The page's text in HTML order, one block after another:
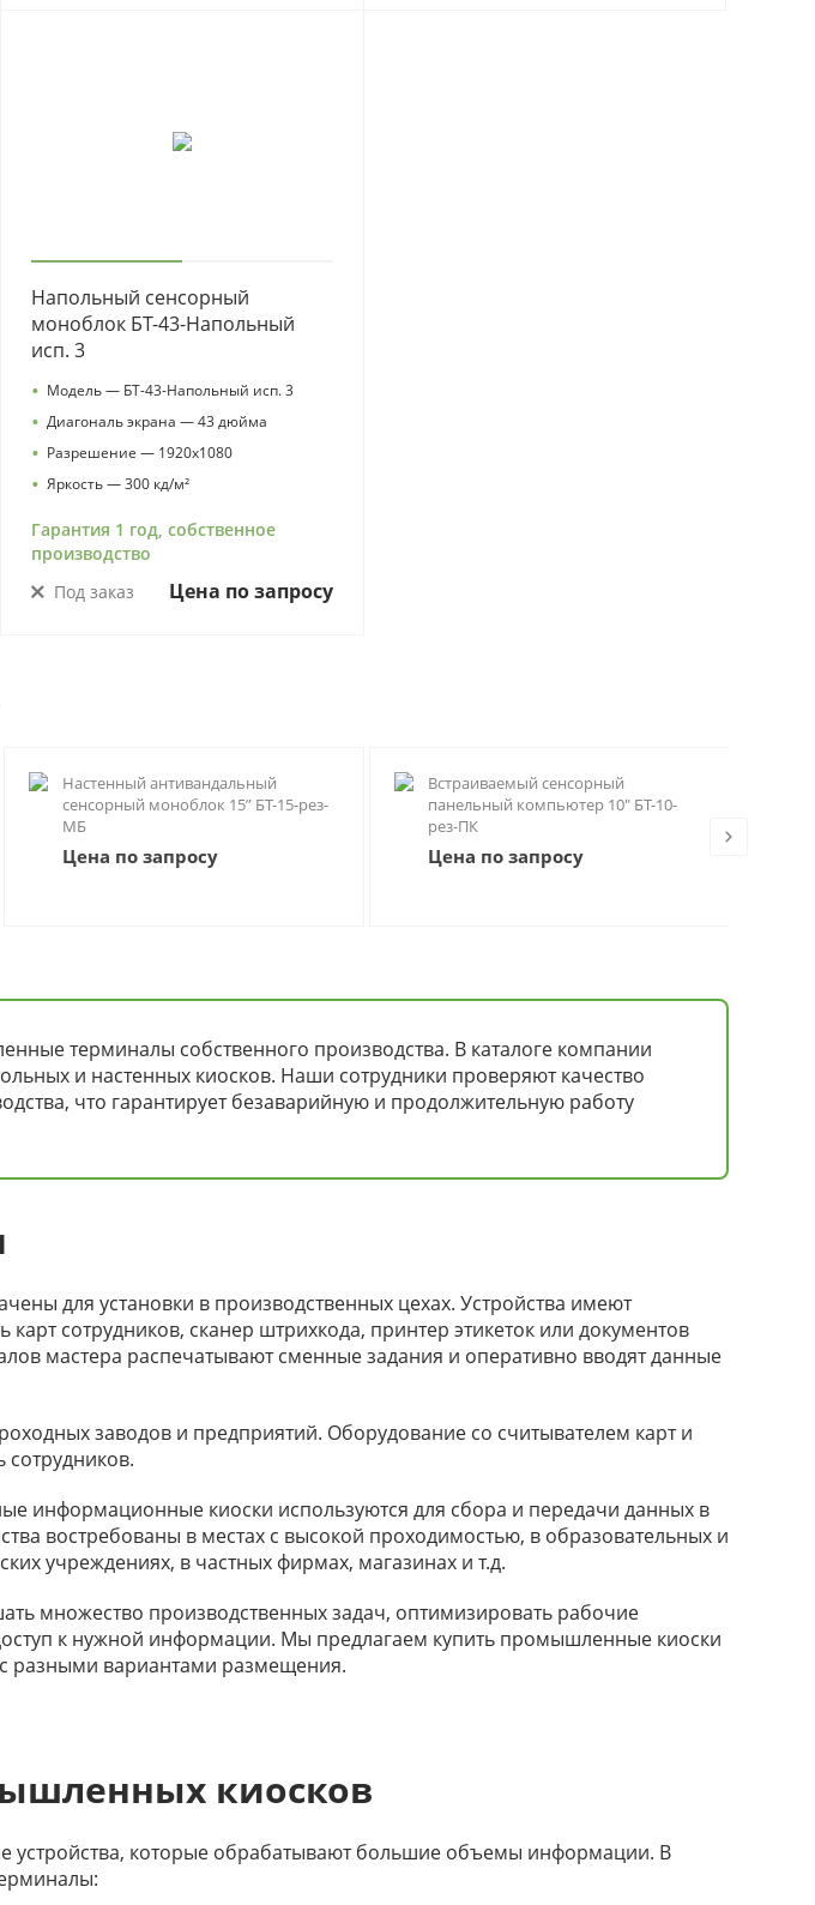
Напольный сенсорный
моноблок БТ-43-Напольный
исп. 3
• Модель — БТ-43-Напольный исп. 3
• Диагональ экрана — 43 дюйма
• Разрешение — 1920х1080
• Яркость — 300 кд/м²
Гарантия 1 год, собственное
производство
Под заказ
Цена по запросу
Настенный антивандальный
сенсорный моноблок 15” БТ-15-рез-
МБ
Цена по запросу
Встраиваемый сенсорный
панельный компьютер 10" БТ-10-
рез-ПК
Цена по запросу
терминалы собственного производства. В каталоге компании
и настенных киосков. Наши сотрудники проверяют качество
что гарантирует безаварийную и продолжительную работу
для установки в производственных цехах. Устройства имеют
сотрудников, сканер штрихкода, принтер этикеток или документов
мастера распечатывают сменные задания и оперативно вводят данные
заводов и предприятий. Оборудование со считывателем карт и
информационные киоски используются для сбора и передачи данных в
востребованы в местах с высокой проходимостью, в образовательных и
учреждениях, в частных фирмах, магазинах и т.д.
множество производственных задач, оптимизировать рабочие
к нужной информации. Мы предлагаем купить промышленные киоски
разными вариантами размещения.
киосков
которые обрабатывают большие объемы информации. В